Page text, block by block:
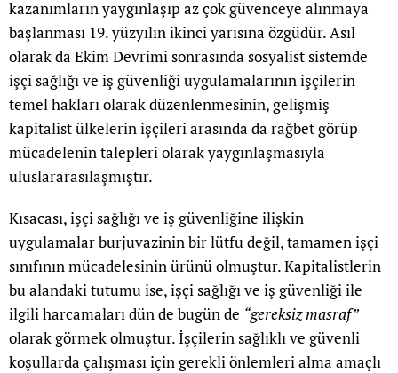
kazanımların yaygınlaşıp az çok güvenceye alınmaya
başlanması 19. yüzyılın ikinci yarısına özgüdür. Asıl
olarak da Ekim Devrimi sonrasında sosyalist sistemde
işçi sağlığı ve iş güvenliği uygulamalarının işçilerin
temel hakları olarak düzenlenmesinin, gelişmiş
kapitalist ülkelerin işçileri arasında da rağbet görüp
mücadelenin talepleri olarak yaygınlaşmasıyla
uluslararasılaşmıştır.
Kısacası, işçi sağlığı ve iş güvenliğine ilişkin
uygulamalar burjuvazinin bir lütfu değil, tamamen işçi
sınıfının mücadelesinin ürünü olmuştur. Kapitalistlerin
bu alandaki tutumu ise, işçi sağlığı ve iş güvenliği ile
ilgili harcamaları dün de bugün de “gereksiz masraf”
olarak görmek olmuştur. İşçilerin sağlıklı ve güvenli
koşullarda çalışması için gerekli önlemleri alma amaçlı